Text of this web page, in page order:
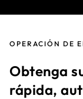
OPERACIÓN DE
Obtenga
rápida,